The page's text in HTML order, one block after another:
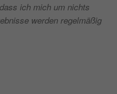
ich mich um nichts
werden regelmäßig